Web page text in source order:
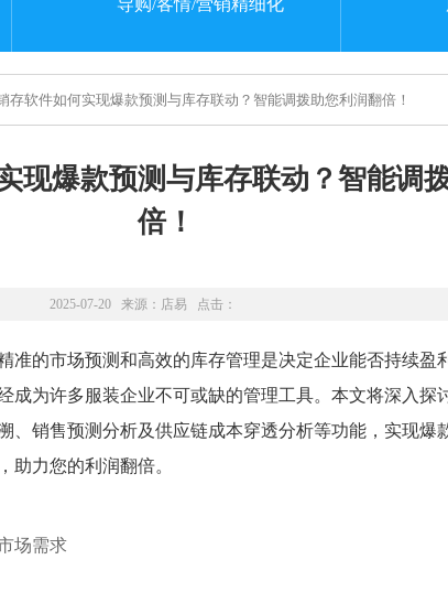
导购/客情/营销精细化
存软件如何实现爆款预测与库存联动？智能调拨助您利润翻倍！
现爆款预测与库存联动？智能调
倍！
2025-07-20 来源： 店易 点击：
准的市场预测和高效的库存管理是决定企业能否持续盈
成为许多服装企业不可或缺的管理工具。本文将深入探
、销售预测分析及供应链成本穿透分析等功能，实现爆
助力您的利润翻倍。
场需求